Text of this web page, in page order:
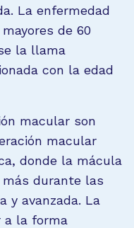
La enfermedad
de 60
la llama
con la edad
macular son
macular
donde la mácula
más durante las
y avanzada. La
a la forma